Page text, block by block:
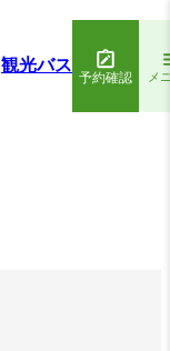
観光バス
予約確認 メ